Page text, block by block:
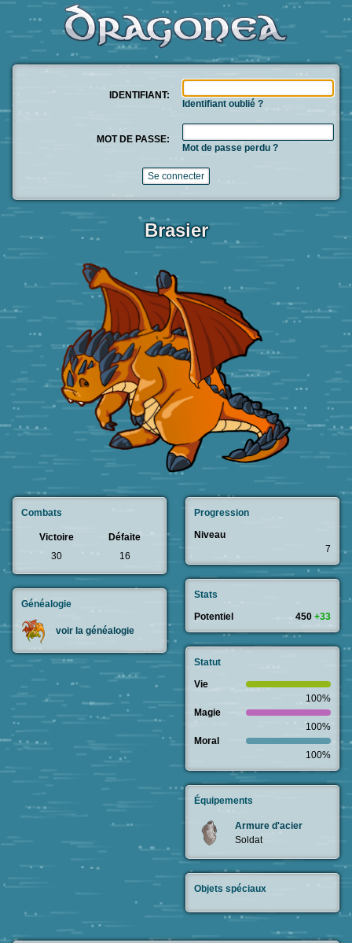
IDENTIFIANT:
Identifiant oublié ?
MOT DE PASSE:
Mot de passe perdu ?
Brasier
Combats
Victoire
Défaite
30
16
Généalogie
voir la généalogie
Progression
Niveau
7
Stats
Potentiel
450 +33
Statut
Vie
100%
Magie
100%
Moral
100%
Équipements
Armure d'acier
Soldat
Objets spéciaux